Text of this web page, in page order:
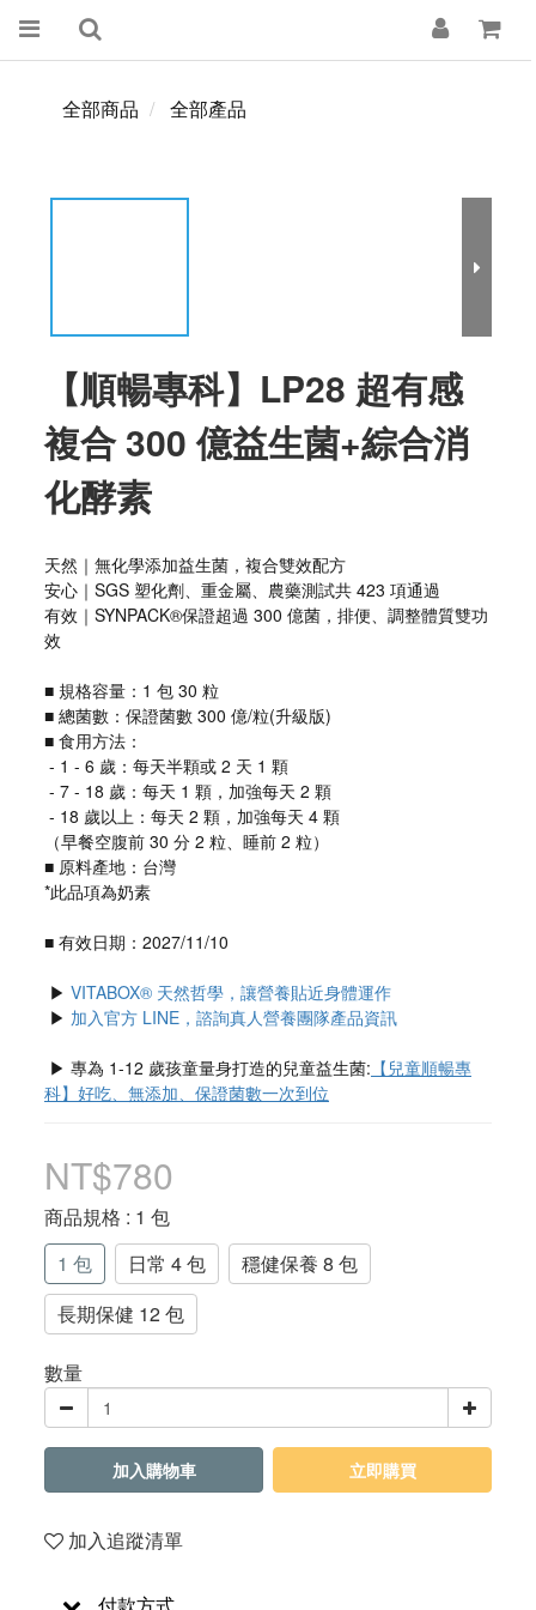
全部商品 全部產品
【順暢專科】LP28 超有感
複合 300 億益生菌+綜合消
化酵素
天然｜無化學添加益生菌，複合雙效配方
安心｜SGS 塑化劑、重金屬、農藥測試共 423 項通過
有效｜SYNPACK®保證超過 300 億菌，排便、調整體質雙功
效
■ 規格容量：1 包 30 粒
■ 總菌數：保證菌數 300 億/粒(升級版)
■ 食用方法：
- 1 - 6 歲：每天半顆或 2 天 1 顆
- 7 - 18 歲：每天 1 顆，加強每天 2 顆
- 18 歲以上：每天 2 顆，加強每天 4 顆
（早餐空腹前 30 分 2 粒、睡前 2 粒）
■ 原料產地：台灣
*此品項為奶素
■ 有效日期：2027/11/10
▶ VITABOX® 天然哲學，讓營養貼近身體運作
▶ 加入官方 LINE，諮詢真人營養團隊產品資訊
▶ 專為 1-12 歲孩童量身打造的兒童益生菌: 【兒童順暢專
科】好吃、無添加、保證菌數一次到位
NT$780
商品規格 : 1 包
1 包
日常 4 包
穩健保養 8 包
長期保健 12 包
數量
加入購物車 立即購買
加入追蹤清單